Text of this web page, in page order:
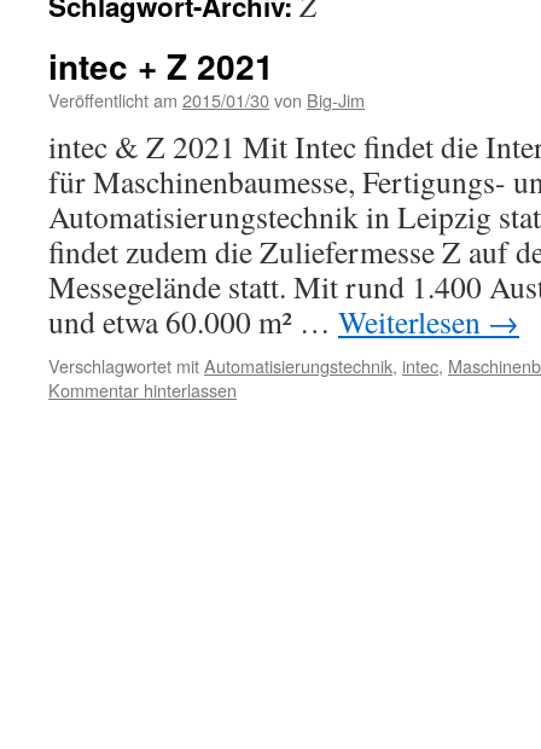
intec + Z 2021
Veröffentlicht am 2015/01/30von Big-Jim
intec & Z 2021 Mit Intec findet die
für Maschinenbaumesse, Fertigungs-
Automatisierungstechnik in Leipzig
findet zudem die Zuliefermesse Z auf
Messegelände statt. Mit rund 1.400
und etwa 60.000 m² … Weiterlesen →
Verschlagwortet mitAutomatisierungstechnik, intec,
Kommentar hinterlassen